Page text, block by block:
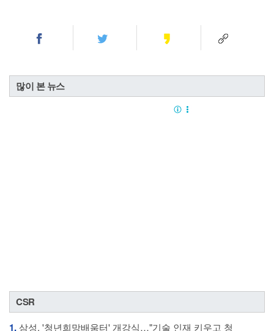
많이 본 뉴스
CSR
1.삼성, '청년희망배움터' 개강식…"기술 인재 키우고 청